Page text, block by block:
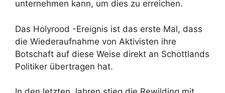
unternehmen kann, um dies zu erreichen.
Das Holyrood -Ereignis ist das erste Mal, dass
die Wiederaufnahme von Aktivisten ihre
Botschaft auf diese Weise direkt an Schottlands
Politiker übertragen hat.